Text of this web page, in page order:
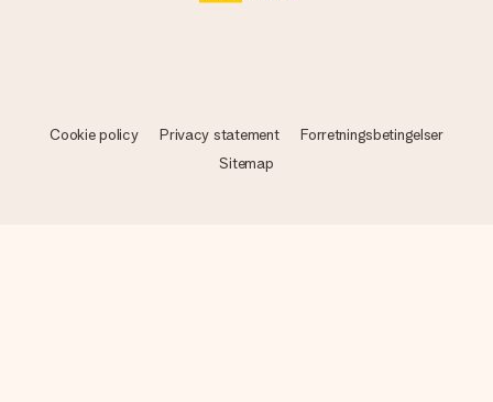
Cookie policy Privacy statement
Forretningsbetingelser
Sitemap